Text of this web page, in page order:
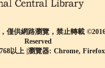
僅供網路瀏覽，禁止轉載
Reserved
以上 |瀏覽器: Chrome,